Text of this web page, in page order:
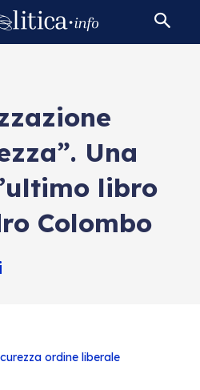
Una
libro
Colombo
ordine liberale